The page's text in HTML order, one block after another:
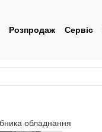
Розпродаж Сервіс